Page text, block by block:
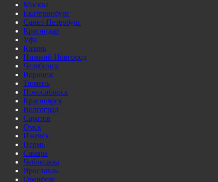
Москва
Екатеринбург
Санкт-Петербург
Краснодар
Уфа
Казань
Нижний Новгород
Челябинск
Воронеж
Тюмень
Новосибирск
Красноярск
Волгоград
Саратов
Омск
Ижевск
Пермь
Самара
Чебоксары
Ярославль
Оренбург